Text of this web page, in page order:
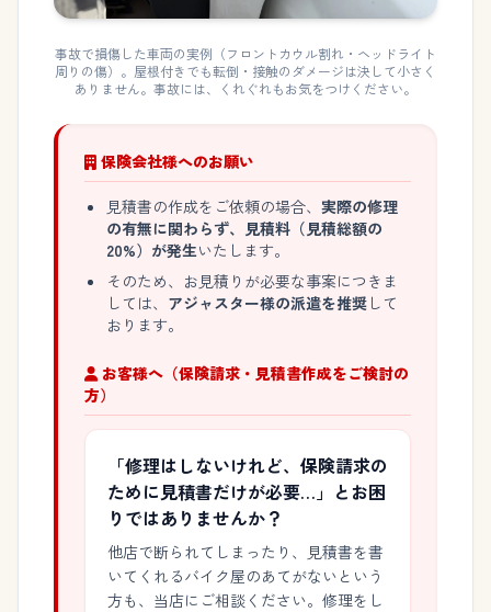
事故で損傷した車両の実例（フロントカウル割れ・ヘッドライト
周りの傷）。 屋根付きでも転倒・接触のダメージは決して小さく
ありません。事故には、くれぐれもお気をつけください。
保険会社様へのお願い
見積書の作成をご依頼の場合、 実際の修理
の有無に関わらず、見積料（見積総額の
20%）が発生いたします。
そのため、お見積りが必要な事案につきま
しては、 アジャスター様の派遣を推奨 して
おります。
お客様へ（保険請求・見積書作成をご検討の
方）
「修理はしないけれど、保険請求の
ために見積書だけが必要…」とお困
りではありませんか？
他店で断られてしまったり、見積書を書
いてくれるバイク屋のあてがないという
方も、当店にご相談ください。修理をし